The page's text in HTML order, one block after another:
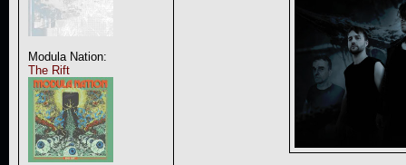
Modula Nation:
The Rift